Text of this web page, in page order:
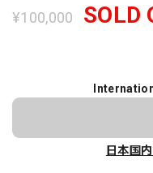
¥100,000 SOLD
日本国